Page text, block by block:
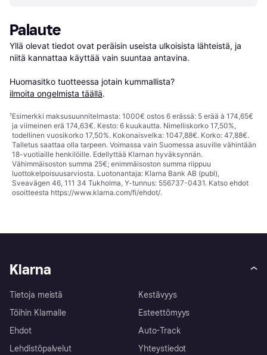
Palaute
Yllä olevat tiedot ovat peräisin useista ulkoisista lähteistä, ja
niitä kannattaa käyttää vain suuntaa antavina.
Huomasitko tuotteessa jotain kummallista?
ilmoita ongelmista täällä.
¹Esimerkki maksusuunnitelmasta: 1000€ ostos 6 erässä: 5 erää à 174,65€
ja viimeinen erä 174,63€. Kesto: 6 kuukautta. Nimelliskorko 17,50%,
todellinen vuosikorko 17,50%. Kokonaisvelka: 1047,88€. Korko: 47,88€.
Talletus saattaa olla tarpeen. Voimassa vain Suomessa asuville vähintään
18-vuotiaille henkilöille. Edellyttää Klarnan hyväksynnän.
Vähimmäisoston summa 25€; enimmäisoston summa riippuu
luottokelpoisuusarviosta. Luotonantaja: Klarna Bank AB (publ),
Sveavägen 46, 111 34 Tukholma, Y-tunnus: 556737-0431. Katso ehdot
osoitteesta https://www.klarna.com/fi/ehdot/.
Klarna
Tietoja meistä
Töihin Klarnalle
Ehdot
Lehdistöpalvelut
Kestävyys
Esteettömyys
Auto-Track
Yhteystiedot